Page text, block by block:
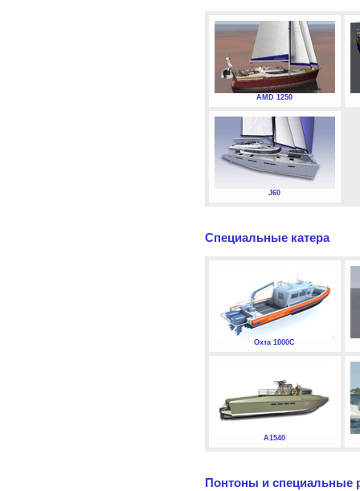
AMD 1250
J60
Специальные катера
Охта 1000С
А1540
Понтоны и специальные